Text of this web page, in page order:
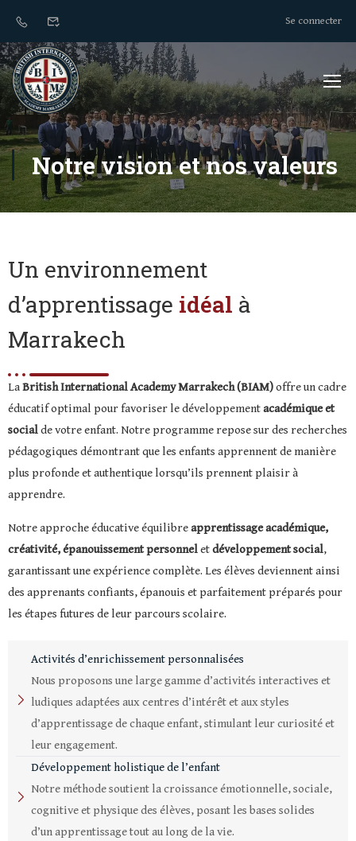
Se connecter
Notre vision et nos valeurs
Un environnement
d’apprentissage idéal à
Marrakech
LaBritish International Academy Marrakech (BIAM)offre un cadre
éducatif optimal pour favoriser le développementacadémique et
socialde votre enfant. Notre programme repose sur des recherches
pédagogiques démontrant que les enfants apprennent de manière
plus profonde et authentique lorsqu’ils prennent plaisir à
apprendre.
Notre approche éducative équilibreapprentissage académique,
créativité,épanouissement personneletdéveloppement social,
garantissant une expérience complète. Les élèves deviennent ainsi
des apprenants confiants, épanouis et parfaitement préparés pour
les étapes futures de leur parcours scolaire.
Activités d’enrichissement personnalisées
Nous proposons une large gamme d’activités interactives et
ludiques adaptées aux centres d’intérêt et aux styles
d’apprentissage de chaque enfant, stimulant leur curiosité et
leur engagement.
Développement holistique de l’enfant
Notre méthode soutient la croissance émotionnelle, sociale,
cognitive et physique des élèves, posant les bases solides
d’un apprentissage tout au long de la vie.